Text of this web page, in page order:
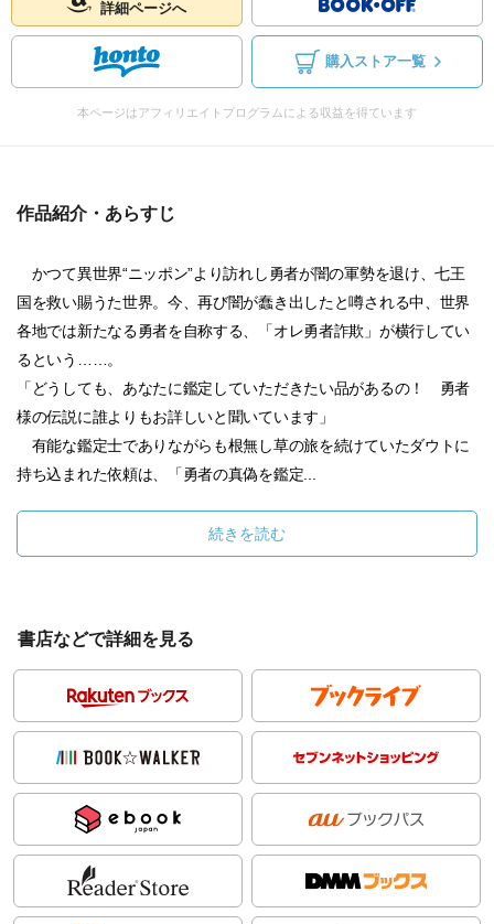
詳細ページへ
購入ストア一覧
本ページはアフィリエイトプログラムによる収益を得ています
作品紹介・あらすじ
かつて異世界“ニッポン”より訪れし勇者が闇の軍勢を退け、七王
国を救い賜うた世界。今、再び闇が蠢き出したと噂される中、世界
各地では新たなる勇者を自称する、「オレ勇者詐欺」が横行してい
るという……。
「どうしても、あなたに鑑定していただきたい品があるの！ 勇者
様の伝説に誰よりもお詳しいと聞いています」
有能な鑑定士でありながらも根無し草の旅を続けていたダウトに
持ち込まれた依頼は、「勇者の真偽を鑑定...
続きを読む
書店などで詳細を見る